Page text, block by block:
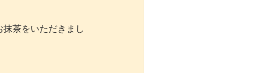
茶をいただきまし